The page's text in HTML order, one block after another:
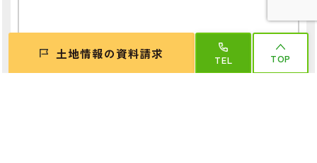
土地情報の資料請求 TEL TOP